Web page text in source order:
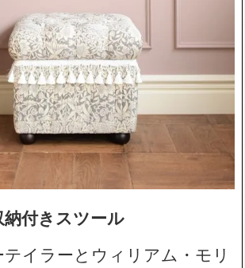
付きスツール
イラーとウィリアム・モリ